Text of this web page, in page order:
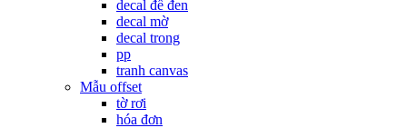
decal đế đen
decal mờ
decal trong
pp
tranh canvas
Mẫu offset
tờ rơi
hóa đơn